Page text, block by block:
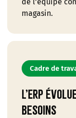
magasin.
Cadre de
L’ERP
besoins